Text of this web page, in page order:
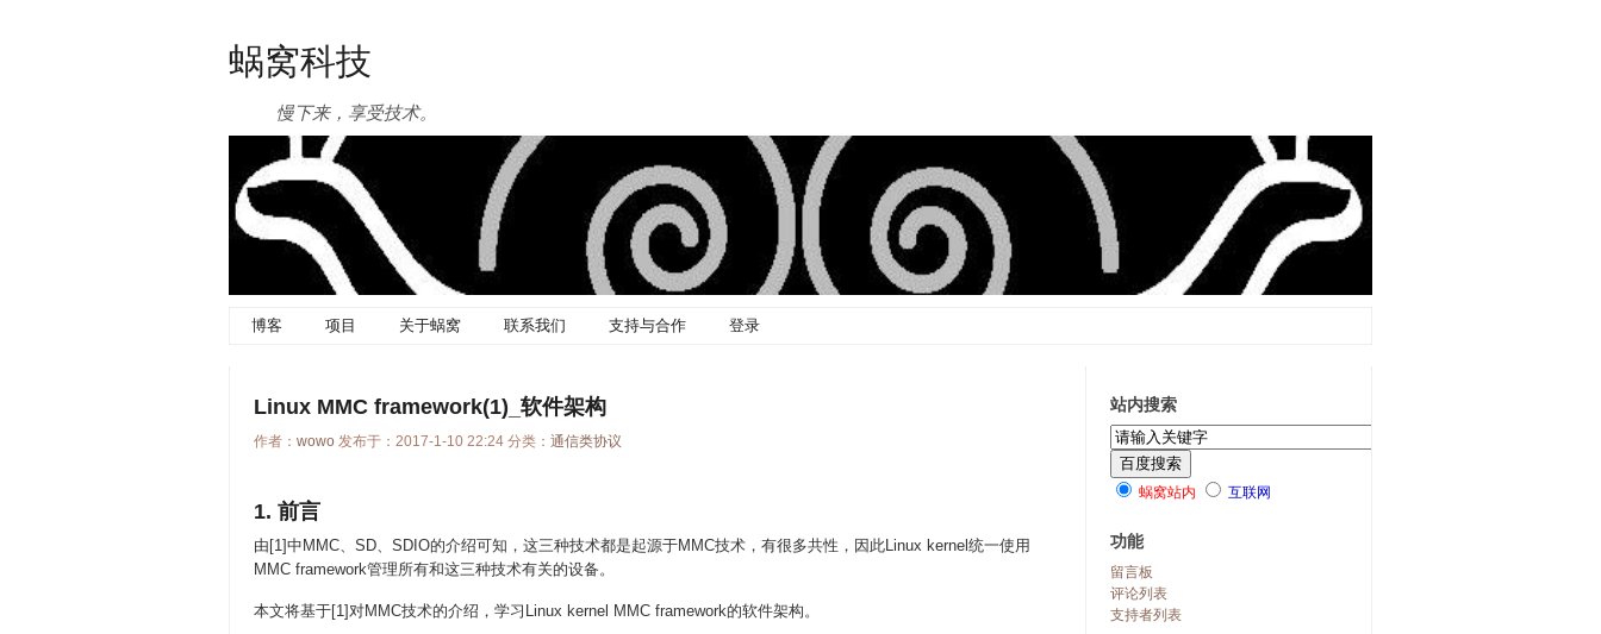
蜗窝科技
慢下来，享受技术。
博客 项目 关于蜗窝 联系我们 支持与合作 登录
Linux MMC framework(1)_软件架构
作者： wowo 发布于：2017-1-10 22:24 分类： 通信类协议
1. 前言
由[1]中MMC、SD、SDIO的介绍可知，这三种技术都是起源于MMC技术，有很多共性，因此Linux kernel统一使用
MMC framework管理所有和这三种技术有关的设备。
本文将基于[1]对MMC技术的介绍，学习Linux kernel MMC framework的软件架构。
站内搜索
蜗窝站内 互联网
功能
留言板
评论列表
支持者列表